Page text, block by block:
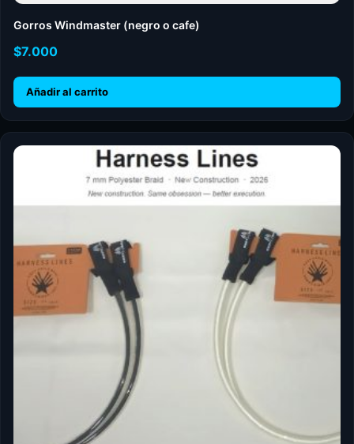
Gorros Windmaster (negro o cafe)
$7.000
Añadir al carrito